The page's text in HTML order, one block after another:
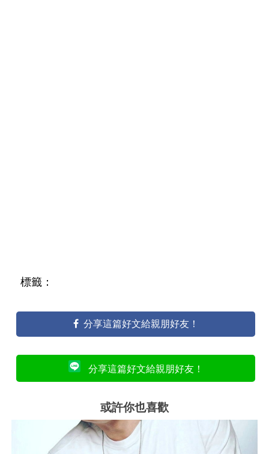
標籤：
分享這篇好文給親朋好友！
分享這篇好文給親朋好友！
或許你也喜歡